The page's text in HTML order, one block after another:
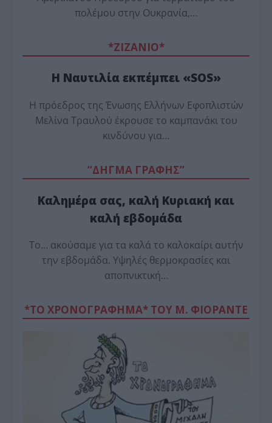
πολέμου στην Ουκρανία,…
*ZΙΖΑΝΙΟ*
Η Ναυτιλία εκπέμπει «SOS»
Η πρόεδρος της Ένωσης Ελλήνων Εφοπλιστών
Μελίνα Τραυλού έ­κρουσε το καμπανάκι του
κινδύνου για…
“ΔΗΓΜΑ ΓΡΑΦΗΣ”
Καλημέρα σας, καλή Κυριακή και
καλή εβδομάδα
Το… ακούσαμε για τα καλά το καλοκαίρι αυτήν
την εβδομάδα. Υψηλές θερμοκρασίες και
αποπνικτική…
*ΤΟ ΧΡΟΝΟΓΡΑΦΗΜΑ* ΤΟΥ Μ. ΦΙΟΡΆΝΤΕ